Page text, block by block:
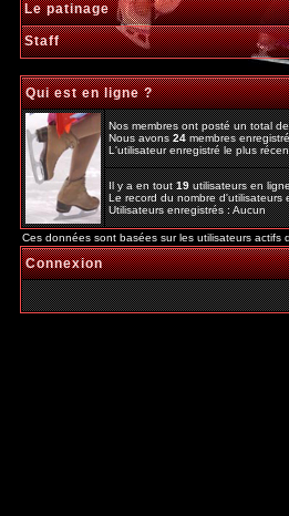
Le patinage
Staff
Qui est en ligne ?
Nos membres ont posté un total
Nous avons24membres
L'utilisateur enregistré le plus
Il y a en tout19utilisateurs en
Le record du nombre
Utilisateurs enregistrés : Aucun
Ces données sont basées sur les utilisateurs actifs
Connexion